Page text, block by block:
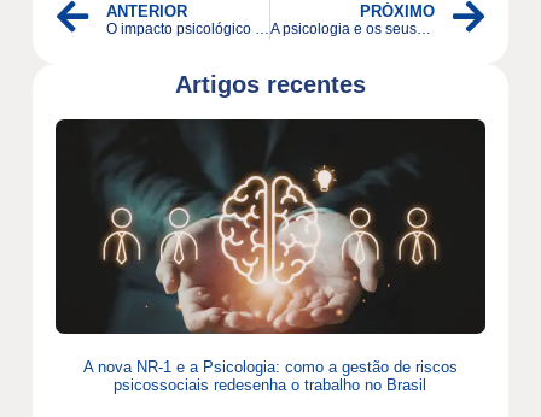
ANTERIOR
O impacto psicológico da mudança digital no tédio e na concentração
PRÓXIMO
A psicologia e os seus desafios: um olhar sobre a complexidade da profissão
Artigos recentes
A nova NR-1 e a Psicologia: como a gestão de riscos
psicossociais redesenha o trabalho no Brasil